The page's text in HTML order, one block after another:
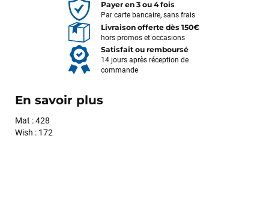
Payer en 3 ou 4 fois
Par carte bancaire, sans frais
Livraison offerte dès 150€
hors promos et occasions
Satisfait ou remboursé
14 jours après réception de
commande
En savoir plus
Mat : 428
Wish : 172